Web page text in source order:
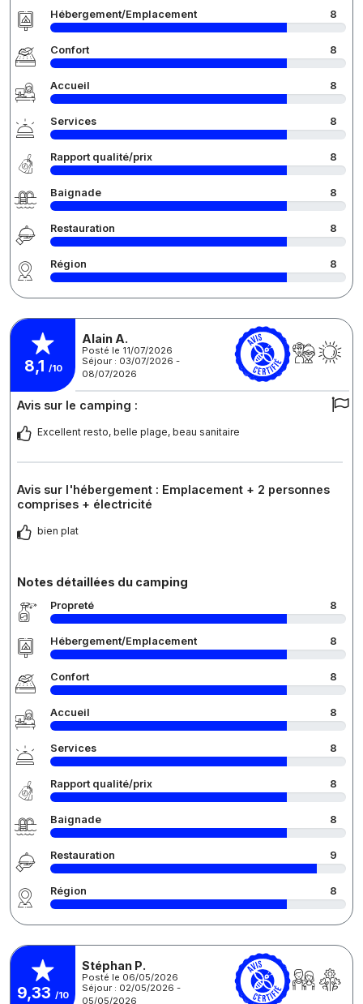
Hébergement/Emplacement 8
Confort 8
Accueil 8
Services 8
Rapport qualité/prix 8
Baignade 8
Restauration 8
Région 8
8,1 /10
Alain A.
Posté le 11/07/2026
Séjour : 03/07/2026 -
08/07/2026
Avis sur le camping :
Excellent resto, belle plage, beau sanitaire
Avis sur l'hébergement : Emplacement + 2 personnes
comprises + électricité
bien plat
Notes détaillées du camping
Propreté 8
Hébergement/Emplacement 8
Confort 8
Accueil 8
Services 8
Rapport qualité/prix 8
Baignade 8
Restauration 9
Région 8
9,33 /10
Stéphan P.
Posté le 06/05/2026
Séjour : 02/05/2026 -
05/05/2026